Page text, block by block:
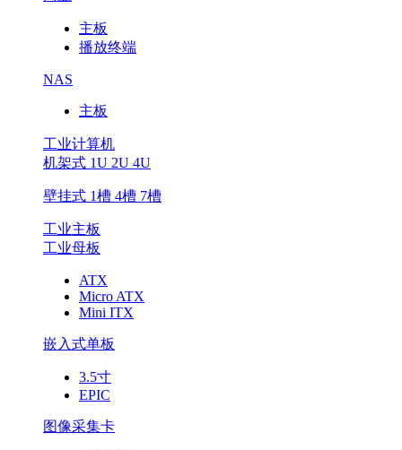
主板
播放终端
NAS
主板
工业计算机
机架式 1U 2U 4U
壁挂式 1槽 4槽 7槽
工业主板
工业母板
ATX
Micro ATX
Mini ITX
嵌入式单板
3.5寸
EPIC
图像采集卡